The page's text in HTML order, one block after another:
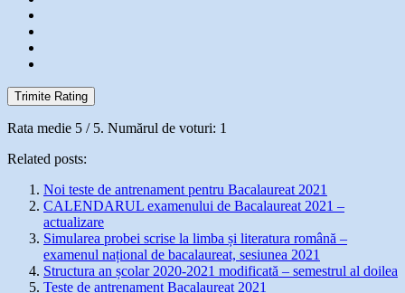
Trimite Rating
Rata medie 5 / 5. Numărul de voturi: 1
Related posts:
Noi teste de antrenament pentru Bacalaureat 2021
CALENDARUL examenului de Bacalaureat 2021 –
actualizare
Simularea probei scrise la limba și literatura română –
examenul național de bacalaureat, sesiunea 2021
Structura an școlar 2020-2021 modificată – semestrul al doilea
Teste de antrenament Bacalaureat 2021